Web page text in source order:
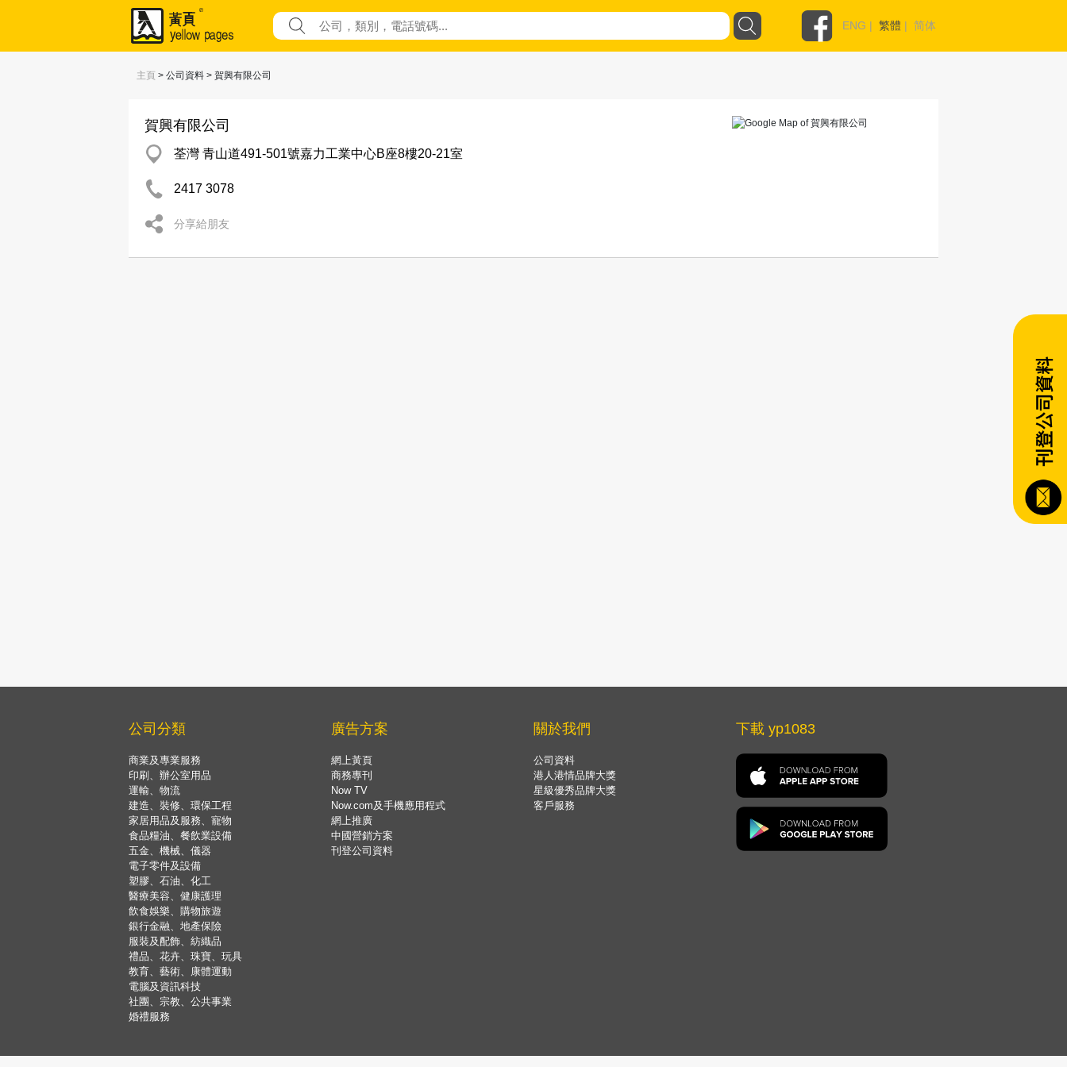
ENG | 繁體 | 简体
主頁 > 公司資料 > 賀興有限公司
賀興有限公司
荃灣 青山道491-501號嘉力工業中心B座8樓20-21室
2417 3078
分享給朋友
公司分類
商業及專業服務
印刷、辦公室用品
運輸、物流
建造、裝修、環保工程
家居用品及服務、寵物
食品糧油、餐飲業設備
五金、機械、儀器
電子零件及設備
塑膠、石油、化工
醫療美容、健康護理
飲食娛樂、購物旅遊
銀行金融、地產保險
服裝及配飾、紡織品
禮品、花卉、珠寶、玩具
教育、藝術、康體運動
電腦及資訊科技
社團、宗教、公共事業
婚禮服務
廣告方案
網上黃頁
商務專刊
Now TV
Now.com及手機應用程式
網上推廣
中國營銷方案
刊登公司資料
關於我們
公司資料
港人港情品牌大獎
星級優秀品牌大獎
客戶服務
下載 yp1083